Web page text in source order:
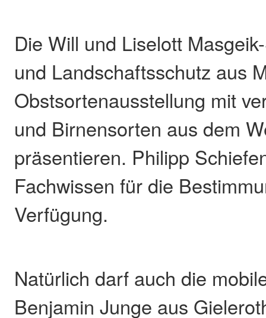
Die Will und Liselott
und Landschaftsschutz aus
Obstsortenausstellung mit
und Birnensorten aus dem
präsentieren. Philipp
Fachwissen für die
Verfügung.
Natürlich darf auch die
Benjamin Junge aus